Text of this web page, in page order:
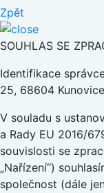
Zpět
SOUHLAS SE
Identifikace
25, 68604
V souladu s
a Rady EU 2016/
souvislosti se
„Nařízení“)
společnost (dále